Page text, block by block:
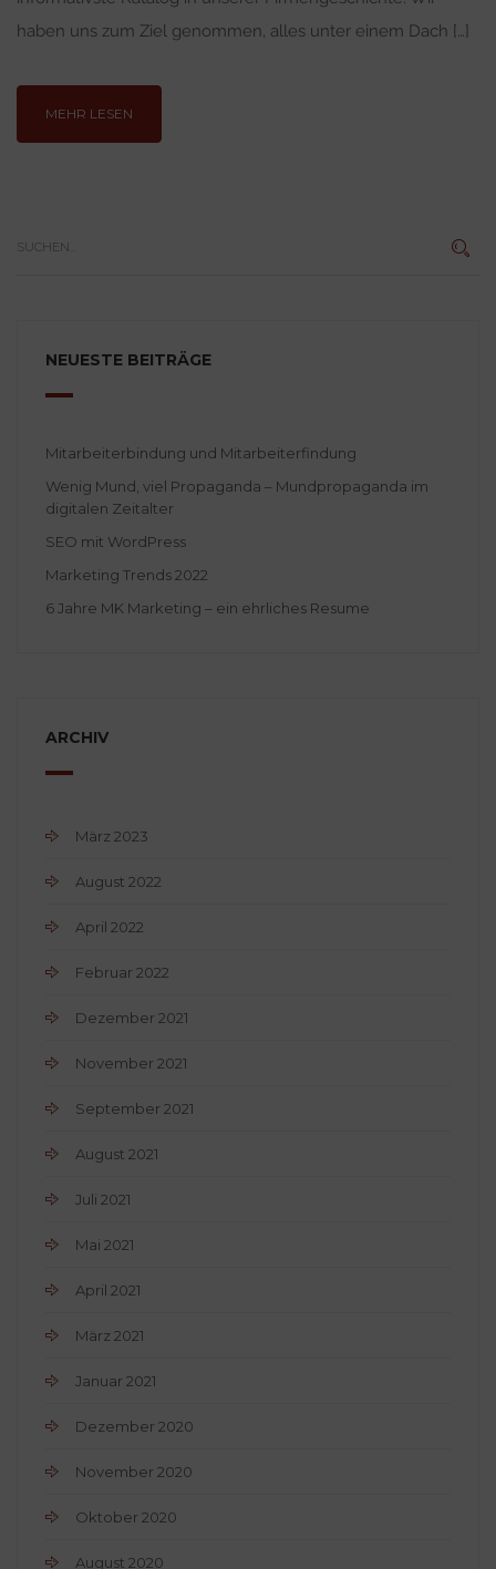
haben uns zum Ziel genommen, alles unter einem Dach […]
MEHR LESEN
NEUESTE BEITRÄGE
Mitarbeiterbindung und Mitarbeiterfindung
Wenig Mund, viel Propaganda – Mundpropaganda im
digitalen Zeitalter
SEO mit WordPress
Marketing Trends 2022
6 Jahre MK Marketing – ein ehrliches Resume
ARCHIV
März 2023
August 2022
April 2022
Februar 2022
Dezember 2021
November 2021
September 2021
August 2021
Juli 2021
Mai 2021
April 2021
März 2021
Januar 2021
Dezember 2020
November 2020
Oktober 2020
August 2020